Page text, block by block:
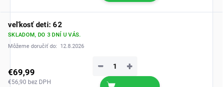
veľkosť deti: 62
SKLADOM, DO 3 DNÍ U VÁS.
Môžeme doručiť do:
12.8.2026
€69,99
€56,90 bez DPH
+
−